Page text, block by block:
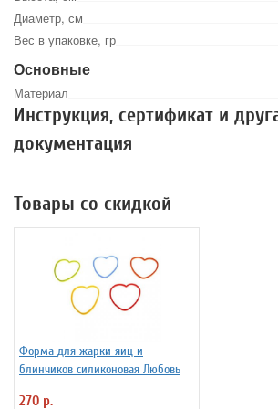
Диаметр, см
Вес в упаковке, гр
Основные
Материал
Инструкция, сертификат и
документация
Товары со скидкой
Форма для жарки яиц и
блинчиков силиконовая Любовь
270 р.